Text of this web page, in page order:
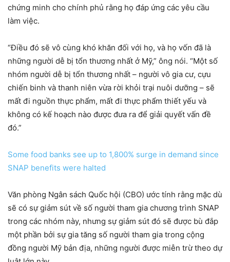
chứng minh cho chính phủ rằng họ đáp ứng các yêu cầu
làm việc.
“Điều đó sẽ vô cùng khó khăn đối với họ, và họ vốn đã là
những người dễ bị tổn thương nhất ở Mỹ,” ông nói. “Một số
nhóm người dễ bị tổn thương nhất – người vô gia cư, cựu
chiến binh và thanh niên vừa rời khỏi trại nuôi dưỡng – sẽ
mất đi nguồn thực phẩm, mất đi thực phẩm thiết yếu và
không có kế hoạch nào được đưa ra để giải quyết vấn đề
đó.”
Some food banks see up to 1,800% surge in demand since
SNAP benefits were halted
Văn phòng Ngân sách Quốc hội (CBO) ước tính rằng mặc dù
sẽ có sự giảm sút về số người tham gia chương trình SNAP
trong các nhóm này, nhưng sự giảm sút đó sẽ được bù đắp
một phần bởi sự gia tăng số người tham gia trong cộng
đồng người Mỹ bản địa, những người được miễn trừ theo dự